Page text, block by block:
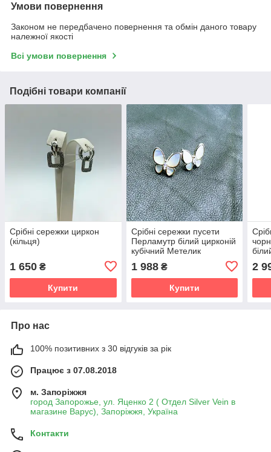
Умови повернення
Законом не передбачено повернення та обмін даного товару
належної якості
Всі умови повернення
Подібні товари компанії
Срібні сережки циркон
(кільця)
1 650 ₴
Купити
Срібні сережки пусети
Перламутр білий цирконій
кубічний Метелик
1 988₴
Купити
2
Про нас
100% позитивних з 30 відгуків за рік
Працює з 07.08.2018
м. Запоріжжя
город Запорожье, ул. Яценко 2 ( Отдел Silver Vein в
магазине Варус), Запоріжжя, Україна
Контакти